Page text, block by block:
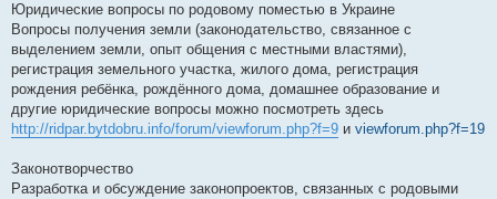
Юридические вопросы по родовому поместью в Украине
Вопросы получения земли (законодательство, связанное с
выделением земли, опыт общения с местными властями),
регистрация земельного участка, жилого дома, регистрация
рождения ребёнка, рождённого дома, домашнее образование и
другие юридические вопросы можно посмотреть здесь
http://ridpar.bytdobru.info/forum/viewforum.php?f=9 и viewforum.php?f=19
Законотворчество
Разработка и обсуждение законопроектов, связанных с родовыми